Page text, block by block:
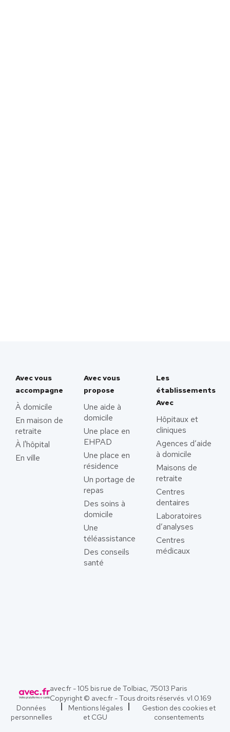
Avec vous
accompagne
À domicile
En maison de
retraite
À l'hôpital
En ville
Avec vous
propose
Une aide à
domicile
Une place en
EHPAD
Une place en
résidence
Un portage de
repas
Des soins à
domicile
Une
téléassistance
Des conseils
santé
Les
établissements
Avec
Hôpitaux et
cliniques
Agences d’aide
à domicile
Maisons de
retraite
Centres
dentaires
Laboratoires
d’analyses
Centres
médicaux
avec.fr - 105 bis rue de Tolbiac, 75013 Paris
Copyright © avec.fr - Tous droits réservés. v1.0.169
Données
personnelles
Mentions légales
et CGU
Gestion des cookies et
consentements